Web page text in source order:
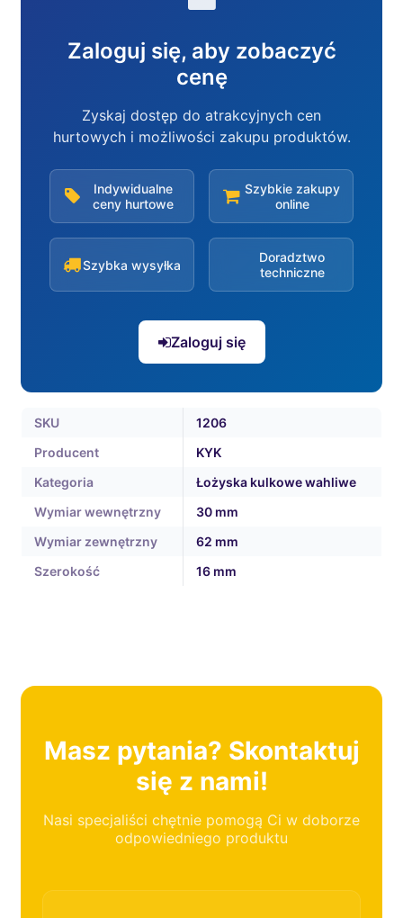
Zaloguj się, aby zobaczyć
cenę
Zyskaj dostęp do atrakcyjnych cen
hurtowych i możliwości zakupu produktów.
Indywidualne
ceny hurtowe
Szybkie zakupy
online
Szybka wysyłka
Doradztwo
techniczne
Zaloguj się
SKU
1206
Producent
KYK
Kategoria
Łożyska kulkowe wahliwe
Wymiar wewnętrzny
30 mm
Wymiar zewnętrzny
62 mm
Szerokość
16 mm
Masz pytania? Skontaktuj
się z nami!
Nasi specjaliści chętnie pomogą Ci w doborze
odpowiedniego produktu